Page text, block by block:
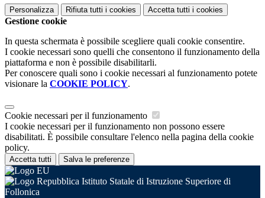
Personalizza Rifiuta tutti i cookies Accetta tutti i cookies
Gestione cookie
In questa schermata è possibile scegliere quali cookie consentire.
I cookie necessari sono quelli che consentono il funzionamento della
piattaforma e non è possibile disabilitarli.
Per conoscere quali sono i cookie necessari al funzionamento potete
visionare la COOKIE POLICY.
Cookie necessari per il funzionamento
I cookie necessari per il funzionamento non possono essere
disabilitati. È possibile consultare l'elenco nella pagina della cookie
policy.
Accetta tutti Salva le preferenze
Istituto Statale di Istruzione Superiore di
Follonica